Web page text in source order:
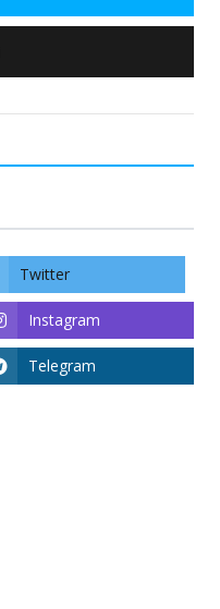
Twitter
Instagram
Telegram